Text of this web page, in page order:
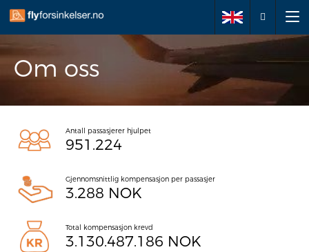
Meld inn sak
Dine rettigheter
Spørsmål og svar
Kontakt
Om oss
Antall passasjerer hjulpet
951.224
Gjennomsnittlig kompensasjon per passasjer
3.288 NOK
Total kompensasjon krevd
3.130.487.186 NOK